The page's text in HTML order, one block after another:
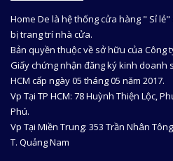
Home De là hệ thống cửa hàng " Sỉ
bị trang trí nhà cửa.
Bản quyền thuộc về sở hữu của Công
Giấy chứng nhận đăng ký kinh doanh
HCM cấp ngày 05 tháng 05 năm 2017.
Vp Tại TP HCM: 78 Huỳnh Thiện Lộc,
Phú.
Vp Tại Miền Trung: 353 Trần Nhân
T. Quảng Nam